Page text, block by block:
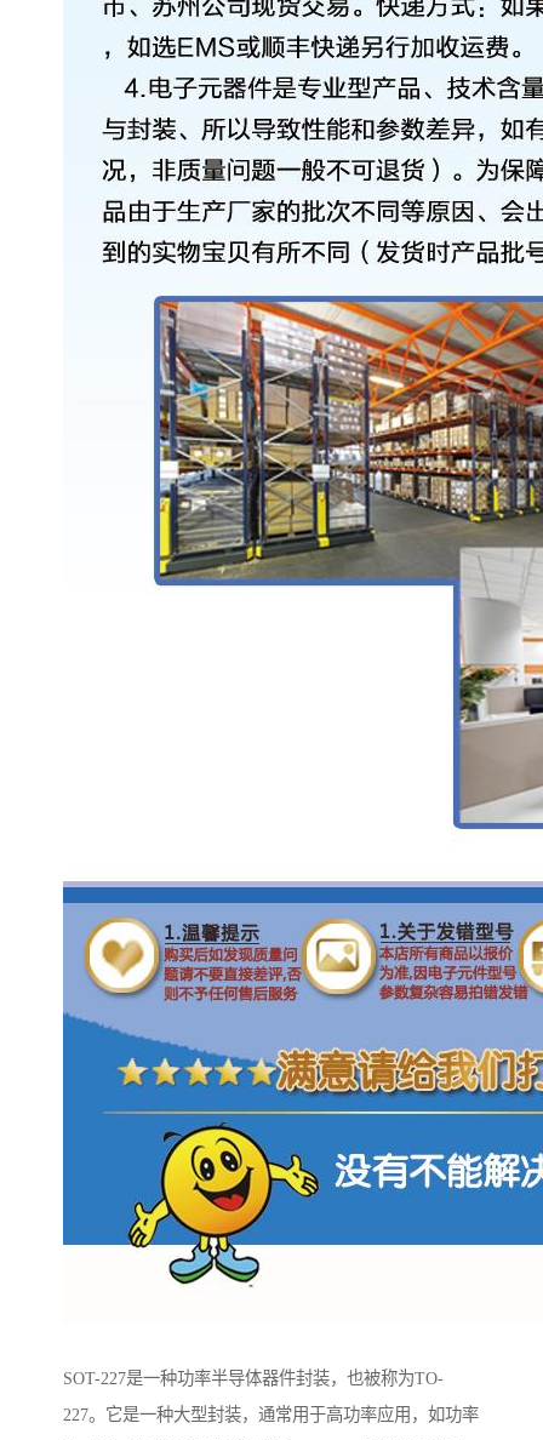
SOT-227是一种功率半导体器件封装，也被称为TO-
227。它是一种大型封装，通常用于高功率应用，如功率